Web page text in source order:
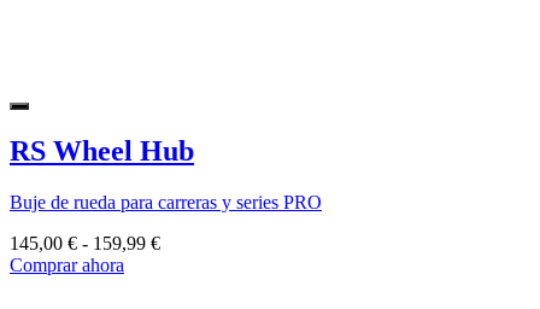
RS Wheel Hub
Buje de rueda para carreras y series PRO
145,00 € - 159,99 €
Comprar ahora